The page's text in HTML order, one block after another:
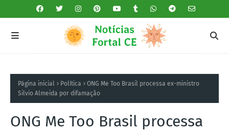
Página inicial Política
ONG Me Too Brasil processa ex-ministro
Silvio Almeida por difamação
ONG Me Too Brasil processa